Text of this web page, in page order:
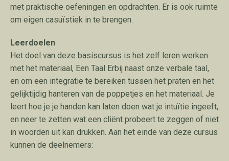
met praktische oefeningen en opdrachten. Er is ook ruimte
om eigen casuïstiek in te brengen.
Leerdoelen
Het doel van deze basiscursus is het zelf leren werken
met het materiaal, Een Taal Erbij naast onze verbale taal,
en om een integratie te bereiken tussen het praten en het
gelijktijdig hanteren van de poppetjes en het materiaal. Je
leert hoe je je handen kan laten doen wat je intuïtie ingeeft,
en neer te zetten wat een cliënt probeert te zeggen of niet
in woorden uit kan drukken. Aan het einde van deze cursus
kunnen de deelnemers: